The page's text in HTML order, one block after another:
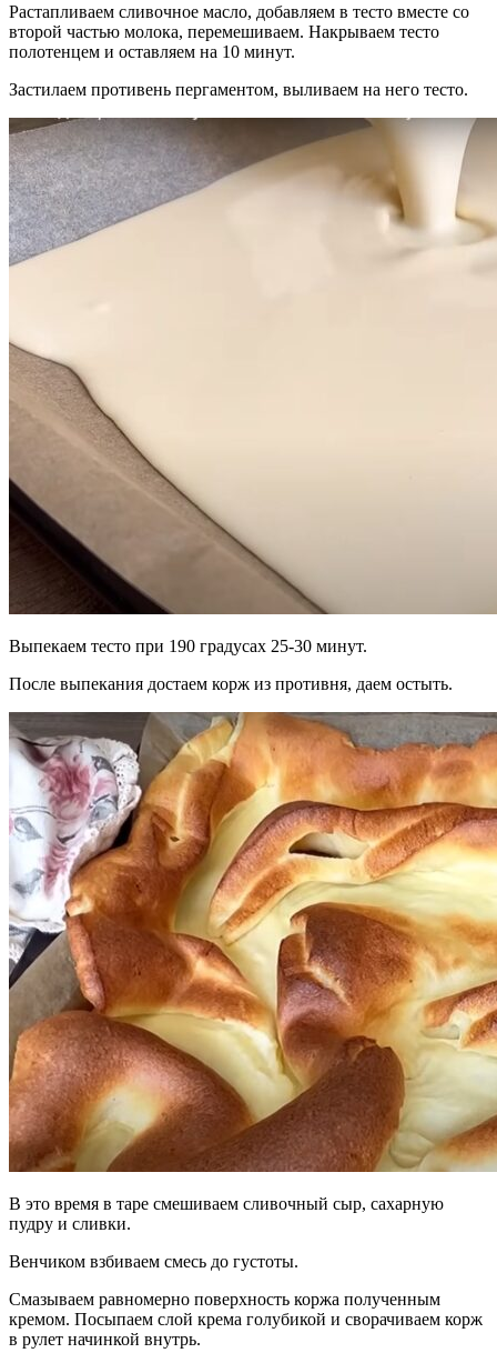
Растапливаем сливочное масло, добавляем в тесто вместе со
второй частью молока, перемешиваем. Накрываем тесто
полотенцем и оставляем на 10 минут.
Застилаем противень пергаментом, выливаем на него тесто.
Выпекаем тесто при 190 градусах 25-30 минут.
После выпекания достаем корж из противня, даем остыть.
В это время в таре смешиваем сливочный сыр, сахарную
пудру и сливки.
Венчиком взбиваем смесь до густоты.
Смазываем равномерно поверхность коржа полученным
кремом. Посыпаем слой крема голубикой и сворачиваем корж
в рулет начинкой внутрь.